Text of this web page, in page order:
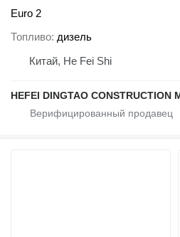
Euro 2
Топливо дизель
Китай, He Fei Shi